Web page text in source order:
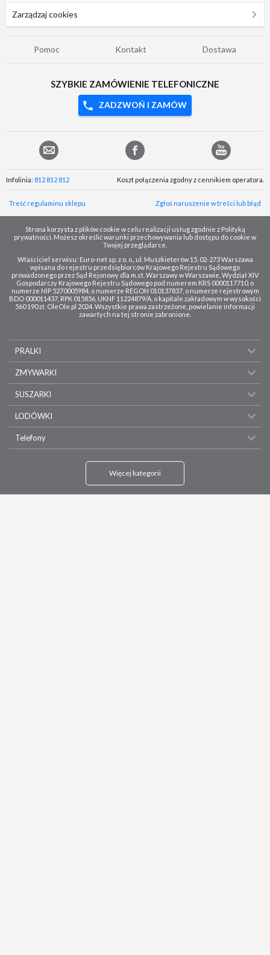
Zarządzaj cookies
Pomoc Kontakt Dostawa
SZYBKIE ZAMÓWIENIE TELEFONICZNE
ZADZWOŃ I ZAMÓW
Infolinia: 812 812 812 Koszt połączenia zgodny z cennikiem operatora.
Treść regulaminu sklepu Zgłoś naruszenie w treści lub błąd
Strona korzysta z plików cookie w celu realizacji usług zgodnie z Polityką
prywatności. Możesz określić warunki przechowywania lub dostępu do cookie w
Twojej przeglądarce.
Właściciel serwisu: Euro-net sp. z o. o., ul. Muszkieterów 15, 02-273 Warszawa
wpisana do rejestru przedsiębiorców Krajowego Rejestru Sądowego
prowadzonego przez Sąd Rejonowy dla m.st. Warszawy w Warszawie, Wydział XIV
Gospodarczy Krajowego Rejestru Sądowego pod numerem KRS 0000117710, o
numerze NIP 5270005984, o numerze REGON 010137837, o numerze rejestrowym
BDO 000011437, RPK 015856, UKNF 11224879/A, o kapitale zakładowym w wysokości
560 190 zł. OleOle.pl 2024. Wszystkie prawa zastrzeżone, powielanie informacji
zawartych na tej stronie zabronione.
PRALKI
ZMYWARKI
SUSZARKI
LODÓWKI
Telefony
Więcej kategorii